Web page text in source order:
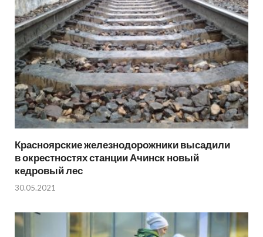
Красноярские железнодорожники высадили
в окрестностях станции Ачинск новый
кедровый лес
30.05.2021